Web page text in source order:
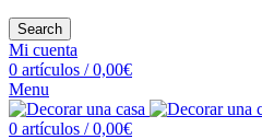
Search
Mi cuenta
0 artículos / 0,00€
Menu
0 artículos / 0,00€